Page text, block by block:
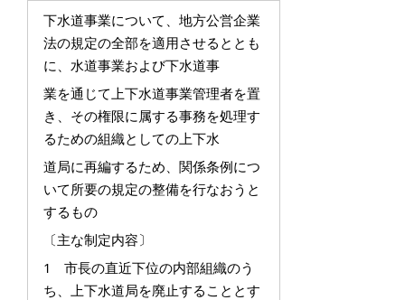
下水道事業について、地方公営企業
法の規定の全部を適用させるととも
に、水道事業および下水道事
業を通じて上下水道事業管理者を置
き、その権限に属する事務を処理す
るための組織としての上下水
道局に再編するため、関係条例につ
いて所要の規定の整備を行なおうと
するもの
〔主な制定内容〕
1 市長の直近下位の内部組織のう
ち、上下水道局を廃止することとす